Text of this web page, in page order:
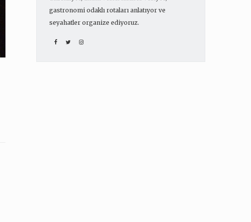
gastronomi odaklı rotaları anlatıyor ve
seyahatler organize ediyoruz.